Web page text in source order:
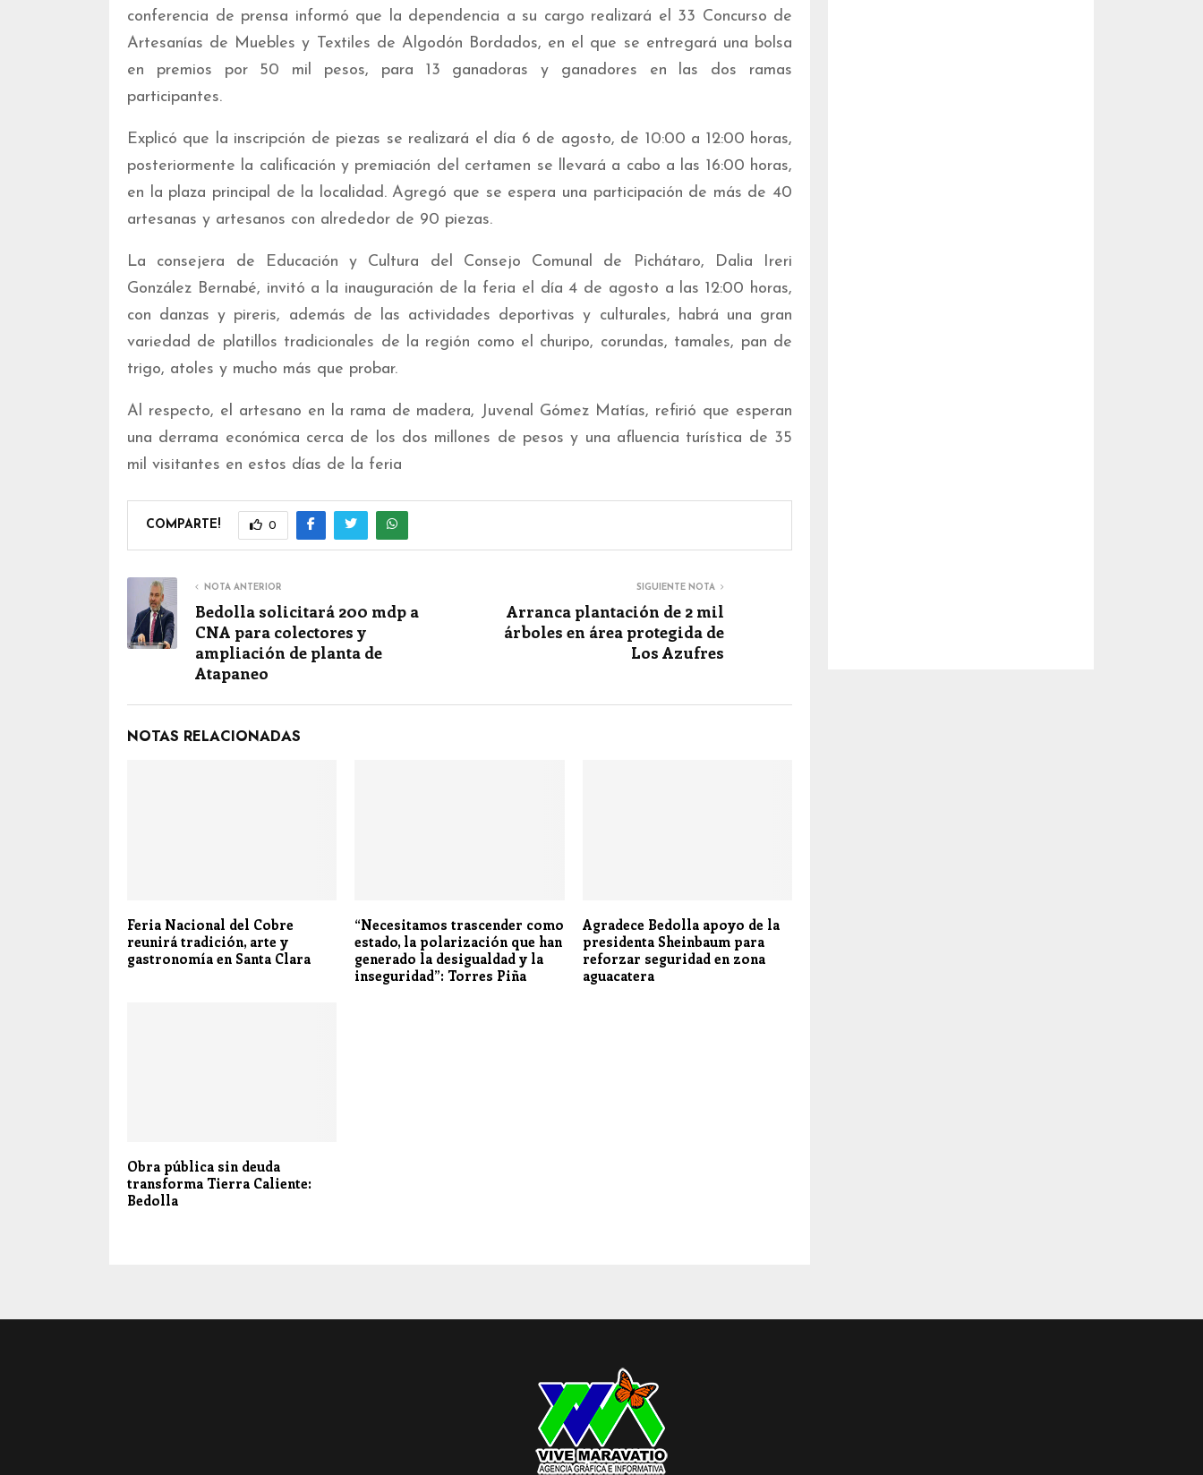
conferencia de prensa informó que la dependencia a su cargo realizará el 33 Concurso de
Artesanías de Muebles y Textiles de Algodón Bordados, en el que se entregará una bolsa
en premios por 50 mil pesos, para 13 ganadoras y ganadores en las dos ramas
participantes.
Explicó que la inscripción de piezas se realizará el día 6 de agosto, de 10:00 a 12:00 horas,
posteriormente la calificación y premiación del certamen se llevará a cabo a las 16:00 horas,
en la plaza principal de la localidad. Agregó que se espera una participación de más de 40
artesanas y artesanos con alrededor de 90 piezas.
La consejera de Educación y Cultura del Consejo Comunal de Pichátaro, Dalia Ireri
González Bernabé, invitó a la inauguración de la feria el día 4 de agosto a las 12:00 horas,
con danzas y pireris, además de las actividades deportivas y culturales, habrá una gran
variedad de platillos tradicionales de la región como el churipo, corundas, tamales, pan de
trigo, atoles y mucho más que probar.
Al respecto, el artesano en la rama de madera, Juvenal Gómez Matías, refirió que esperan
una derrama económica cerca de los dos millones de pesos y una afluencia turística de 35
mil visitantes en estos días de la feria
COMPARTE! 0
NOTA ANTERIOR
Bedolla solicitará 200 mdp a
CNA para colectores y
ampliación de planta de
Atapaneo
SIGUIENTE NOTA
Arranca plantación de 2 mil
árboles en área protegida de
Los Azufres
NOTAS RELACIONADAS
Feria Nacional del Cobre
reunirá tradición, arte y
gastronomía en Santa Clara
“Necesitamos trascender como
estado, la polarización que han
generado la desigualdad y la
inseguridad”: Torres Piña
Agradece Bedolla apoyo de la
presidenta Sheinbaum para
reforzar seguridad en zona
aguacatera
Obra pública sin deuda
transforma Tierra Caliente:
Bedolla